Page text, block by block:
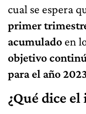
cual se espera
primer
acumulado en
objetivo
para el año
¿Qué dice